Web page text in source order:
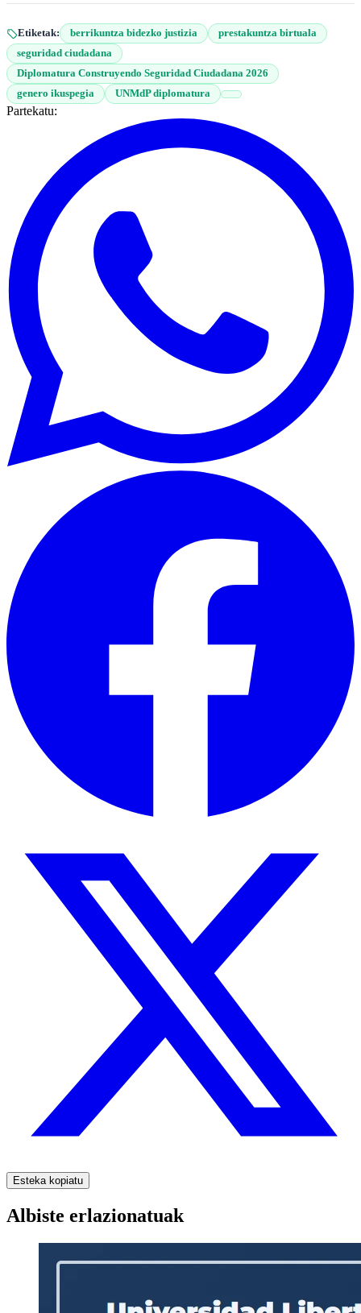
Etiketak: berrikuntza bidezko justizia
prestakuntza birtuala
seguridad ciudadana
Diplomatura Construyendo Seguridad Ciudadana 2026
genero ikuspegia
UNMdP diplomatura
Partekatu:
Esteka kopiatu
Albiste erlazionatuak